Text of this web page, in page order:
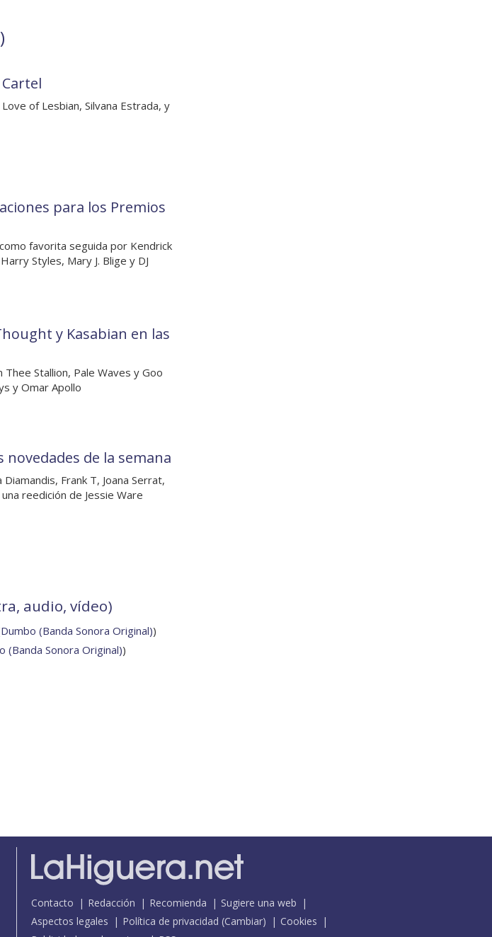
)
of Lesbian, Silvana Estrada, y
para los Premios
favorita seguida por Kendrick
Styles, Mary J. Blige y DJ
y Kasabian en las
Stallion, Pale Waves y Goo
y Omar Apollo
novedades de la semana
Frank T, Joana Serrat,
reedición de Jessie Ware
audio, vídeo)
Dumbo (Banda Sonora Original))
(Banda Sonora Original))
Contacto Redacción Recomienda
Sugiere una web
Aspectos legales
Política de privacidad (Cambiar)
Cookies